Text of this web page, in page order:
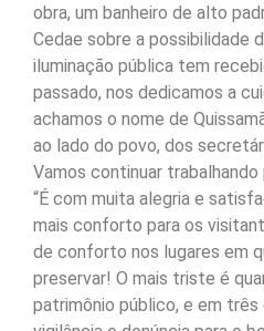
obra, um banheiro de alto
Cedae sobre a possibilidade
iluminação pública tem
passado, nos dedicamos a
achamos o nome de
ao lado do povo, dos
Vamos continuar trabalhando
“É com muita alegria e
mais conforto para os
de conforto nos lugares em
preservar! O mais triste é
patrimônio público, e em